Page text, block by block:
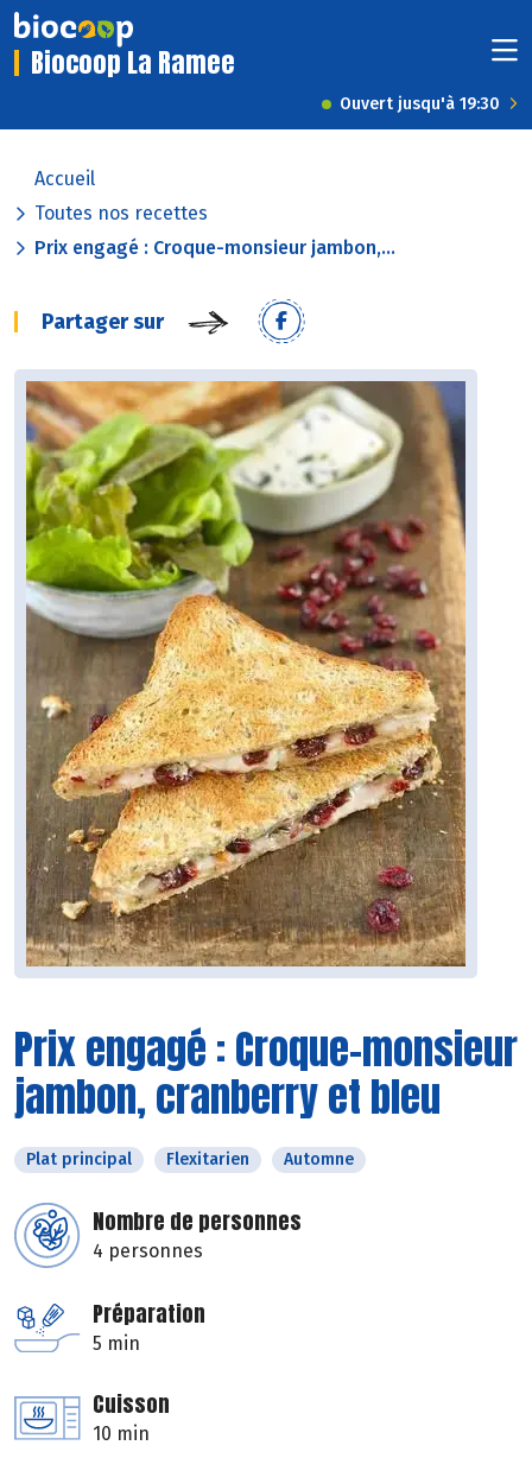
Biocoop La Ramee
Ouvert jusqu'à 19:30
Accueil
Toutes nos recettes
Prix engagé : Croque-monsieur jambon,...
Partager sur
Prix engagé : Croque-monsieur
jambon, cranberry et bleu
Plat principal Flexitarien Automne
Nombre de personnes
4 personnes
Préparation
5 min
Cuisson
10 min